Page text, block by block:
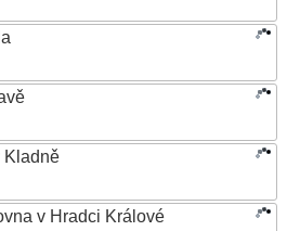
Kladně
v Hradci Králové